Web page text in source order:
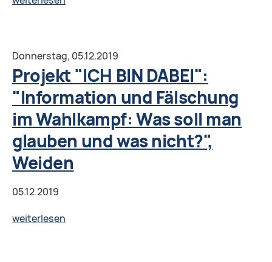
DABEI":
«Культура
памяти:
помнить,
значит
смотреть
вперёд»,
Гёттинген
Donnerstag, 05.12.2019
Projekt "ICH BIN DABEI":
"Information und Fälschung
im Wahlkampf: Was soll man
glauben und was nicht?",
Weiden
05.12.2019
weiterlesen